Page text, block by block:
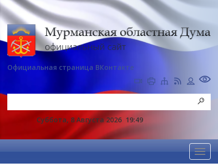
Официальная страница ВКонтакте
Суббота, 8 Августа 2026 19:49